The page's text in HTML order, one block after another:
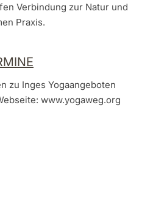
Verbindung zur Natur und
Praxis.
zu Inges Yogaangeboten
www.yogaweg.org